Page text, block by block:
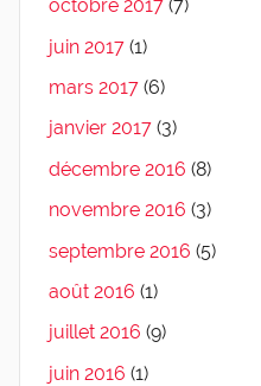
octobre 2017 (7)
juin 2017 (1)
mars 2017 (6)
janvier 2017 (3)
décembre 2016 (8)
novembre 2016 (3)
septembre 2016 (5)
août 2016 (1)
juillet 2016 (9)
juin 2016 (1)